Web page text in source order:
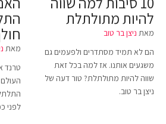
להיות מתולתלת
מאת ניצן בר טוב
הם לא תמיד מסתדרים ולפעמים גם
משגעים אותנו. אז למה בכל זאת
שווה להיות מתולתלת? טור דעה של
ניצן בר טוב.
מאת
טרנד
לפני